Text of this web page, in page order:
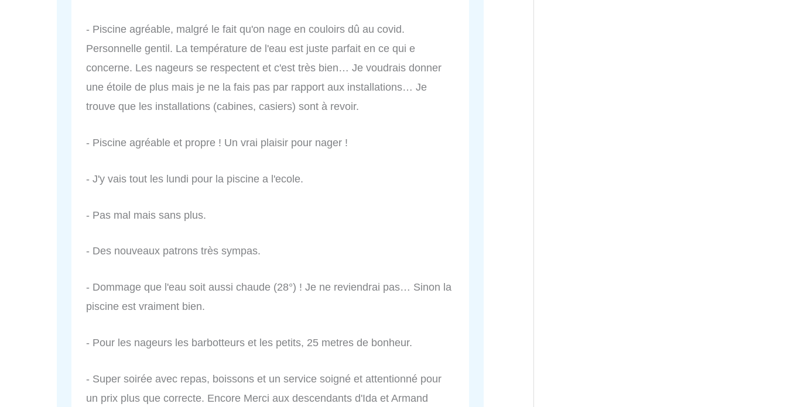
- Piscine agréable, malgré le fait qu'on nage en couloirs dû au covid.
Personnelle gentil. La température de l'eau est juste parfait en ce qui e
concerne. Les nageurs se respectent et c'est très bien… Je voudrais donner
une étoile de plus mais je ne la fais pas par rapport aux installations… Je
trouve que les installations (cabines, casiers) sont à revoir.
- Piscine agréable et propre ! Un vrai plaisir pour nager !
- J'y vais tout les lundi pour la piscine a l'ecole.
- Pas mal mais sans plus.
- Des nouveaux patrons très sympas.
- Dommage que l'eau soit aussi chaude (28°) ! Je ne reviendrai pas… Sinon la
piscine est vraiment bien.
- Pour les nageurs les barbotteurs et les petits, 25 metres de bonheur.
- Super soirée avec repas, boissons et un service soigné et attentionné pour
un prix plus que correcte. Encore Merci aux descendants d'Ida et Armand